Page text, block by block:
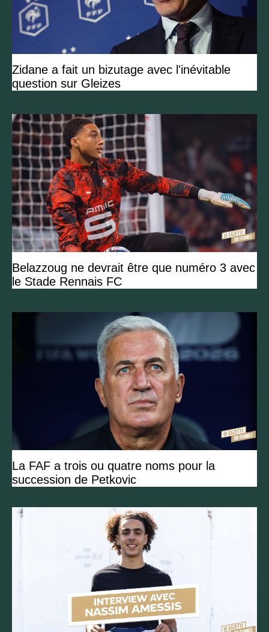
Zidane a fait un bizutage avec l'inévitable
question sur Gleizes
Belazzoug ne devrait être que numéro 3 avec
le Stade Rennais FC
La FAF a trois ou quatre noms pour la
succession de Petkovic